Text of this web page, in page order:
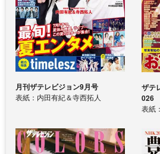
月刊ザテレビジョン9月号
表紙：内田有紀＆寺西拓人
ザテ
026
表紙